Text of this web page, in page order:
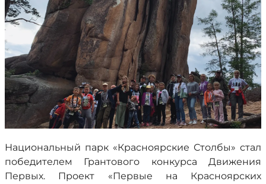
Национальный парк «Красноярские Столбы» стал
победителем Грантового конкурса Движения
Первых. Проект «Первые на Красноярских